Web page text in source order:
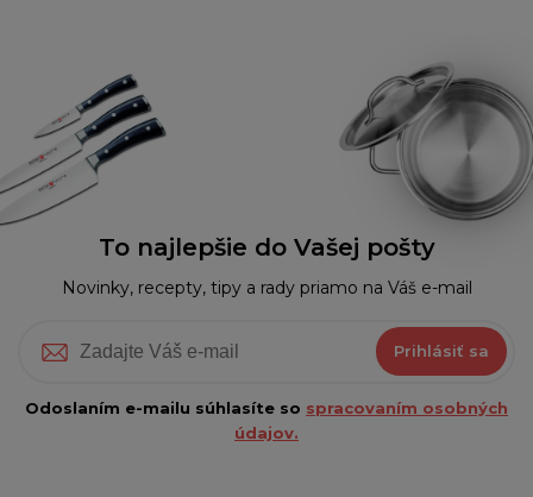
To najlepšie do Vašej pošty
Novinky, recepty, tipy a rady priamo na Váš e-mail
Prihlásiť sa
Odoslaním e-mailu súhlasíte so spracovaním osobných
údajov.